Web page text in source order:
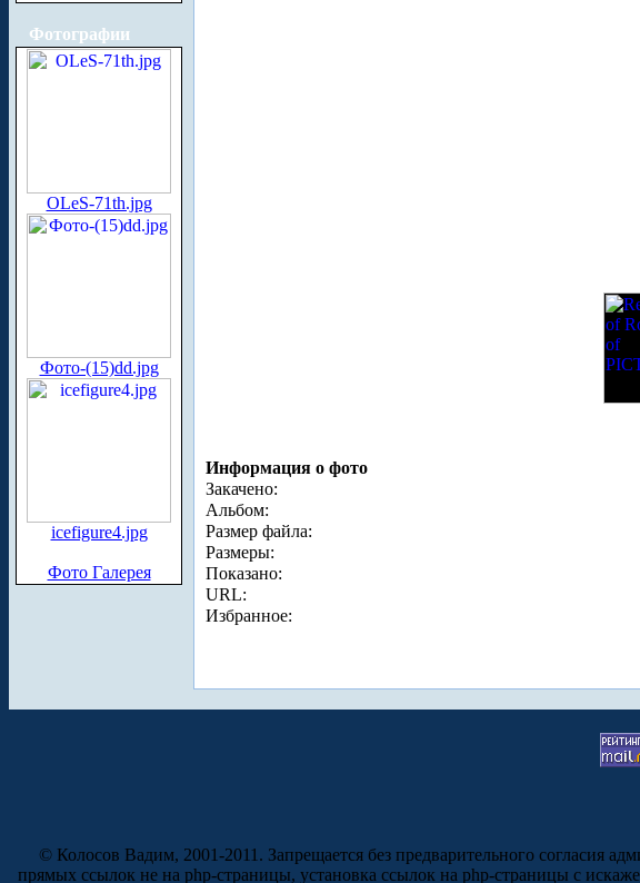
Фотографии
OLeS-71th.jpg
Фото-(15)dd.jpg
icefigure4.jpg
Фото Галерея
Информация о фото
Закачено:
Альбом:
Размер файла:
Размеры:
Показано:
URL:
Избранное:
© Колосов Вадим, 2001-2011. Запрещается без предварительного согласия
прямых ссылок не на php-страницы, установка ссылок на php-страницы с